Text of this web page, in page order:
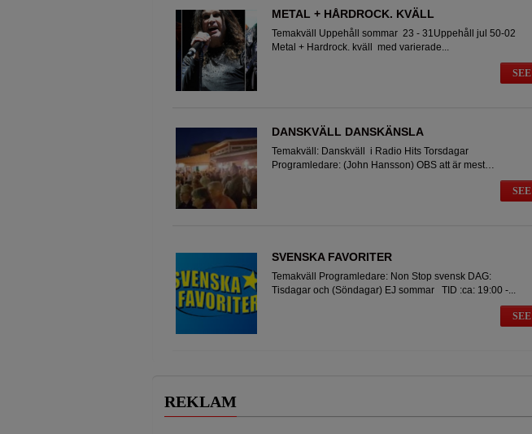
METAL + HÅRDROCK. KVÄLL
Temakväll Uppehåll sommar 23 - 31Uppehåll jul 50-02
Metal + Hardrock. kväll med varierade...
SEE
DANSKVÄLL DANSKÄNSLA
Temakväll: Danskväll i Radio Hits Torsdagar
Programledare: (John Hansson) OBS att är mest
SEE
SVENSKA FAVORITER
Temakväll Programledare: Non Stop svensk DAG:
Tisdagar och (Söndagar) EJ sommar TID :ca: 19:00 -...
SEE
REKLAM